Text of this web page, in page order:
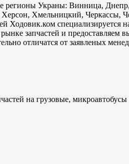
регионы Украны: Винница,
Хмельницкий, Черкассы,
Ходовик.ком
запчастей и
отличатся от заявленых
на грузовые,